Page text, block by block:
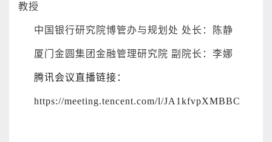
教授
中国银行研究院博管办与规划处 处长：陈静
厦门金圆集团金融管理研究院 副院长：李娜
腾讯会议直播链接：
https://meeting.tencent.com/l/JA1kfvpXMBBC